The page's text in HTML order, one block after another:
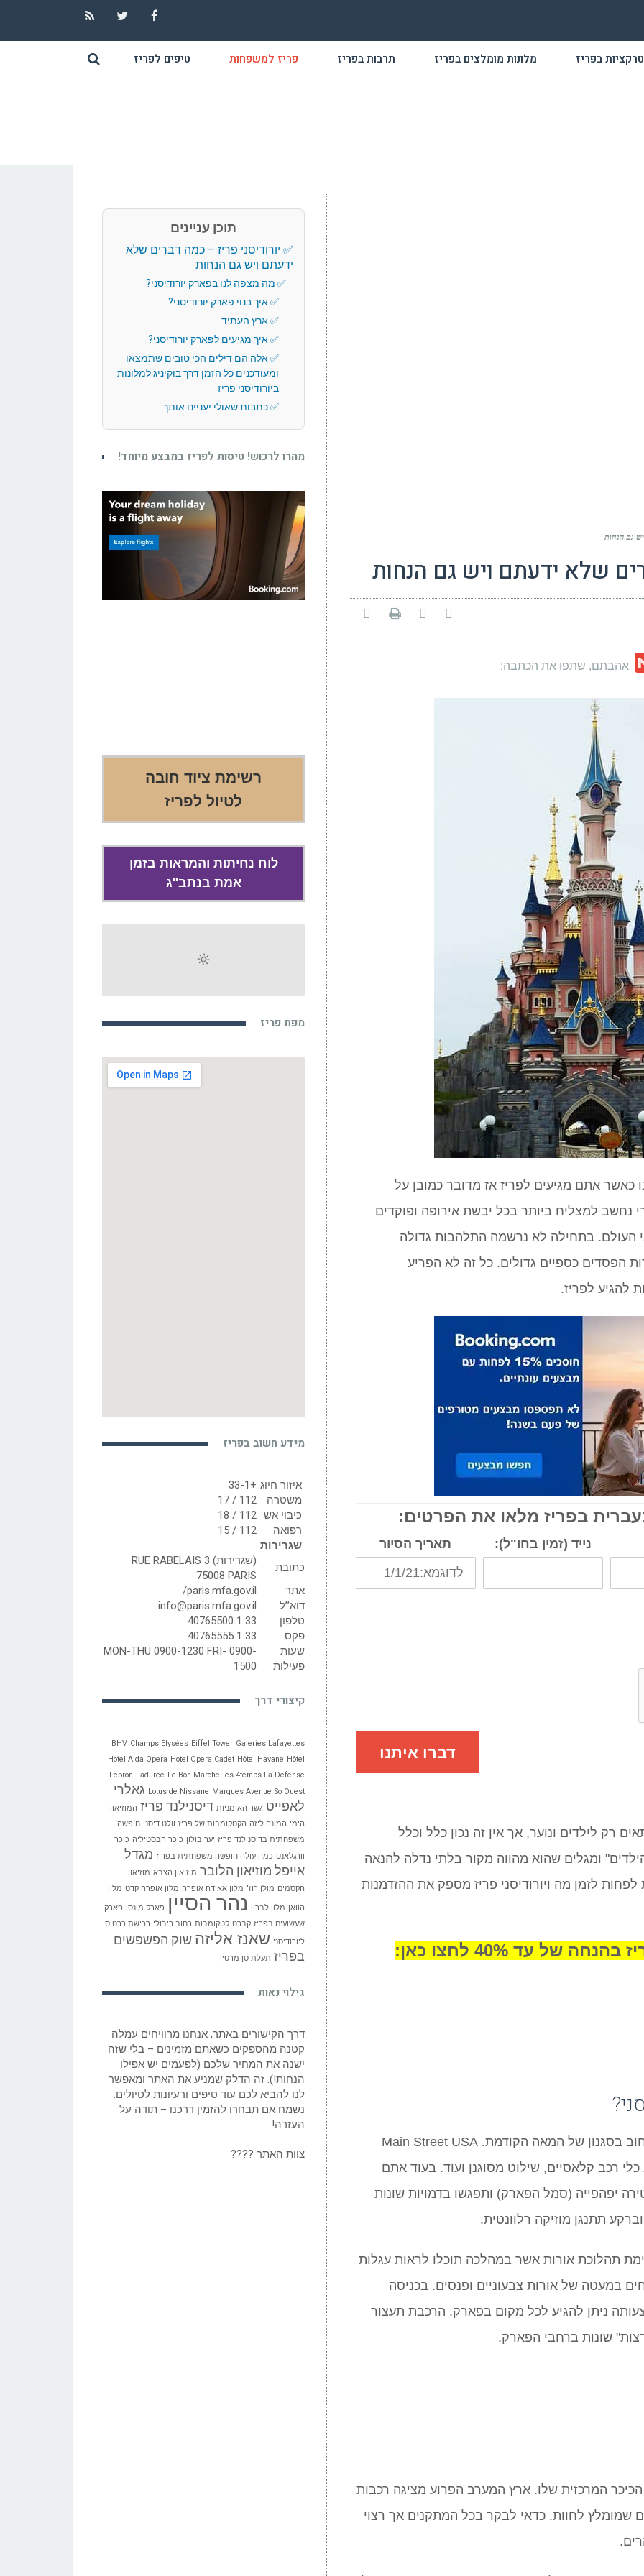
בפריז מלונות מומלצים בפריז תרבות בפריז פריז למשפחות טיפים לפריז
גם הנחות
שלא ידעתם ויש גם הנחות
Gmail
אהבתם, שתפו את הכתבה:
כאשר אתם מגיעים לפריז אז מדובר כמובן על
נחשב למצליח ביותר בכל יבשת אירופה ופוקדים
העולם. בתחילה לא נרשמה התלהבות גדולה
הפסדים כספיים גדולים. כל זה לא הפריע
להגיע לפריז.
בפריז מלאו את הפרטים:
נייד (זמין בחו"ל): תאריך הסיור
דברו איתנו
רק לילדים ונוער, אך אין זה נכון כלל וכלל
ומגלים שהוא מהווה מקור בלתי נדלה להנאה
לזמן מה ויורודיסני פריז מספק את ההזדמנות
של עד 40% לחצו כאן:
כבר בכניסה לפארק תוכלו להתרשם מרחוב בסגנון של המאה הקודמת. Main Street USA
רכב קלאסיים, שילוט מסוגנן ועוד. בעוד אתם
יפהפייה (סמל הפארק) ותפגשו בדמויות שונות
תתנגן מוזיקה רלוונטית.
תהלוכת אורות אשר במהלכה תוכלו לראות עגלות
במעטה של אורות צבעוניים ופנסים. בכניסה
ניתן להגיע לכל מקום בפארק. הרכבת תעצור
שונות ברחבי הפארק.
את הכיכר המרכזית שלו. ארץ המערב הפרוע מציגה רכבות
שמומלץ לחוות. כדאי לבקר בכל המתקנים אך רצוי
תוכן עניינים
יורודיסני פריז – כמה דברים שלא
ידעתם ויש גם הנחות
מה מצפה לנו בפארק יורודיסני?
איך בנוי פארק יורודיסני?
ארץ העתיד
איך מגיעים לפארק יורודיסני?
אלה הם דילים הכי טובים שתמצאו
ומעודכנים כל הזמן דרך בוקיניג למלונות
ביורודיסני פריז
כתבות שאולי יעניינו אותך:
מהרו לרכוש! טיסות לפריז במבצע מיוחד!
רשימת ציוד חובה
לטיול לפריז
לוח נחיתות והמראות בזמן
אמת בנתב"ג
מפת פריז
מידע חשוב בפריז
איזור חיוג +33-1
משטרה
112 / 17
כיבוי אש 112 / 18
רפואה
112 / 15
שגרירות
כתובת
(שגרירות) RUE RABELAIS 3
75008 PARIS
אתר
paris.mfa.gov.il/
דוא’’ל
info@paris.mfa.gov.il
טלפון
33 1 40765500
פקס
33 1 40765555
שעות
פעילות
MON-THU 0900-1230 FRI- 0900-
1500
קיצורי דרך
BHV Champs Elysées Eiffel Tower Galeries Lafayettes
Hotel Aida Opera Hotel Opera Cadet Hôtel Havane Hôtel
Lebron Laduree Le Bon Marche
les 4temps La Defense
Lotus de Nissane Marques Avenue So Ouest
גאלרי
לאפייט גשר האומניות דיסנילנד פריז המוזיאון
הימי המונה ליזה הקטקומבות של פריז וולט דיסני חופשה
משפחתית בדיסנילנד פריז יער בולון כיכר הבסטיליה כיכר
וורגלאנט כמה עולה חופשה משפחתית בפריז מגדל
אייפל מוזיאון הלובר מוזיאון הצבא מוזיאון
הקסמים מולן רוז' מלון אאידה אופרה מלון אופרה קדט מלון
הוואן מלון לברון נהר הסיין פארק מונסו פארק
שעשועים בפריז קברט קטקומבות רחוב ריבולי רכישת כרטיס
ליורודיסני שאנז אליזה שוק הפשפשים
בפריז תעלת סן מרטין
גילוי נאות
דרך הקישורים באתר, אנחנו מרוויחים עמלה
קטנה מהספקים כשאתם מזמינים – בלי שזה
ישנה את המחיר שלכם (לפעמים יש אפילו
הנחות!). זה הדלק שמניע את האתר ומאפשר
לנו להביא לכם עוד טיפים ורעיונות לטיולים.
נשמח אם תבחרו להזמין דרכנו – תודה על
העזרה!
צוות האתר ????